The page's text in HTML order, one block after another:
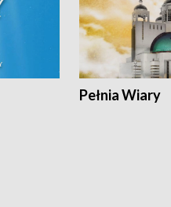
Pełnia Wiary